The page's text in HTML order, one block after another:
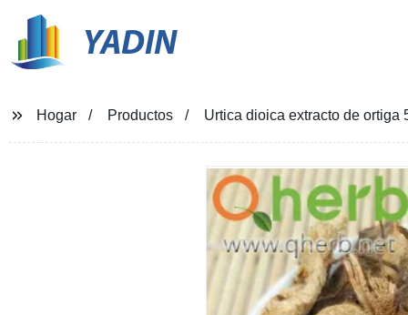
YADIN
Hogar Productos Urtica dioica extracto de ortiga